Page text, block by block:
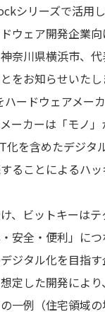
シリーズで活用
ウェア開発企業
奈川県横浜市、
をお知らせいたし
ードウェアメー
ーカーは「モノ
化を含めたデジタ
ることによるハ
、ビットキーは
安全・便利」に
ジタル化を目指
定した開発によ
一例（住宅領域の